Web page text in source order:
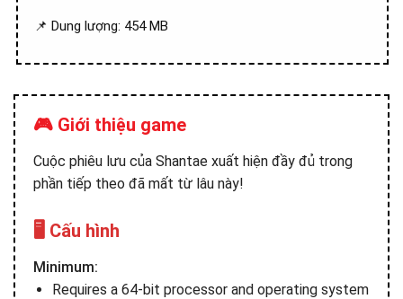
📌 Dung lượng: 454 MB
🎮 Giới thiệu game
Cuộc phiêu lưu của Shantae xuất hiện đầy đủ trong
phần tiếp theo đã mất từ lâu này!
🖥️ Cấu hình
Minimum:
Requires a 64-bit processor and operating system